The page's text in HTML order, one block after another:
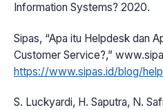
Information Systems? 2020.
Sipas, “Apa itu Helpdesk dan
Customer Service?,”
https://www.sipas.id/blog/
S. Luckyardi, H. Saputra, N.